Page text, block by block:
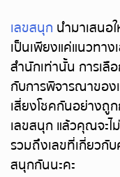
เลขสนุก นำมาเสนอ
เป็นเพียงแค่แนวทา
สำนักเท่านั้น การเลื
กับการพิจารณาของ
เสี่ยงโชคกันอย่างถู
เลขสนุก แล้วคุณจะไ
รวมถึงเลขที่เกี่ยวกั
สนุกกันนะคะ